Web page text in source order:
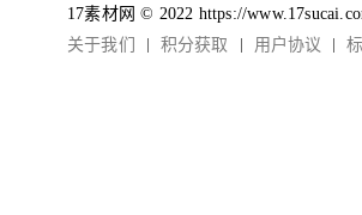
17素材网 © 2022 https://
关于我们
积分获取 用户协议